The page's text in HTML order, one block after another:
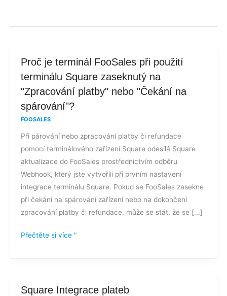
Proč je terminál FooSales při použití
terminálu Square zaseknutý na
"Zpracování platby" nebo "Čekání na
spárování"?
FOOSALES
Při párování nebo zpracování platby či refundace
pomocí terminálového zařízení Square odesílá Square
aktualizace do FooSales prostřednictvím odběru
Webhook, který jste vytvořili při prvním nastavení
integrace terminálu Square. Pokud se FooSales zasekne
při čekání na spárování zařízení nebo na dokončení
zpracování platby či refundace, může se stát, že se [...]
Proč
je
FooSales
při
použití
terminálu
Square
zaseknutý
na
"Zpracování
platby"
nebo
na
Přečtěte si více "
Square Integrace plateb
Square